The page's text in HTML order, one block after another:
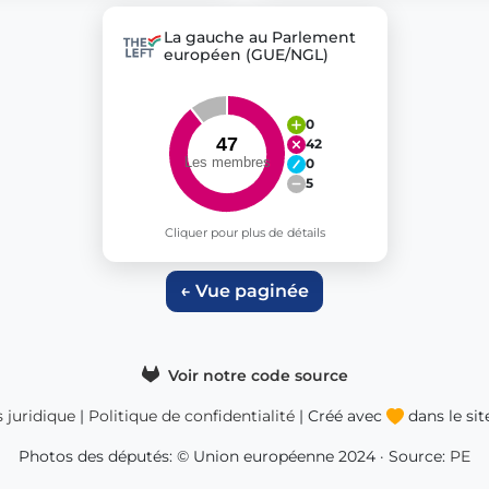
La gauche au Parlement
européen (GUE/NGL)
0
42
0
5
Cliquer pour plus de détails
← Vue paginée
Voir notre code source
juridique | Politique de confidentialité | Créé avec dans le
Photos des députés: © Union européenne 2024 · Source: PE